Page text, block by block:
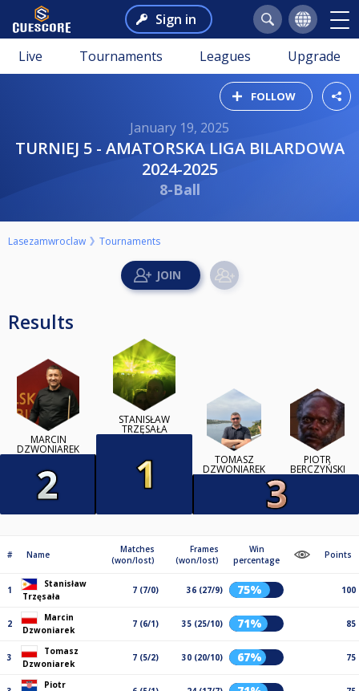
Sign in
Live Tournaments Leagues Upgrade
FOLLOW
January 19, 2025
TURNIEJ 5 - AMATORSKA LIGA BILARDOWA
2024-2025
8-Ball
Lasezamwroclaw Tournaments
Results
MARCIN
DZWONIAREK
STANISŁAW
TRZĘSAŁA
TOMASZ
DZWONIAREK
PIOTR
BERCZYŃSKI
# Name
Matches
(won/lost)
Frames
(won/lost)
Win
percentage
Points
1
Stanisław
Trzęsała
7 (7/0) 36 (27/9) 75% 100
2
Marcin
Dzwoniarek
7 (6/1) 35 (25/10) 71% 85
3
Tomasz
Dzwoniarek
7 (5/2) 30 (20/10) 67% 75
Piotr